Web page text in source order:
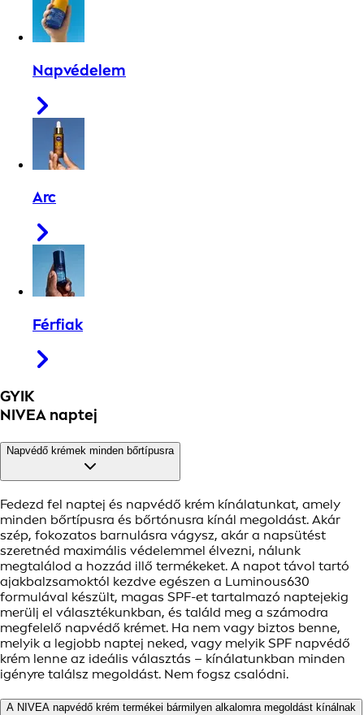
Napvédelem
Arc
Férfiak
GYIK
NIVEA naptej
Napvédő krémek minden bőrtípusra
Fedezd fel naptej és napvédő krém kínálatunkat, amely
minden bőrtípusra és bőrtónusra kínál megoldást. Akár
szép, fokozatos barnulásra vágysz, akár a napsütést
szeretnéd maximális védelemmel élvezni, nálunk
megtalálod a hozzád illő termékeket. A napot távol tartó
ajakbalzsamoktól kezdve egészen a Luminous630
formulával készült, magas SPF-et tartalmazó naptejekig
merülj el választékunkban, és találd meg a számodra
megfelelő napvédő krémet. Ha nem vagy biztos benne,
melyik a legjobb naptej neked, vagy melyik SPF napvédő
krém lenne az ideális választás – kínálatunkban minden
igényre találsz megoldást. Nem fogsz csalódni.
A NIVEA napvédő krém termékei bármilyen alkalomra megoldást kínálnak